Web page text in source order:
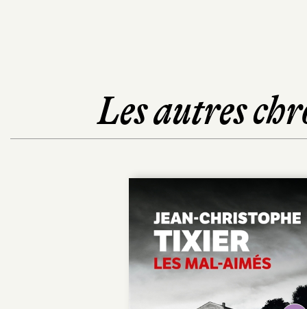
Les autres